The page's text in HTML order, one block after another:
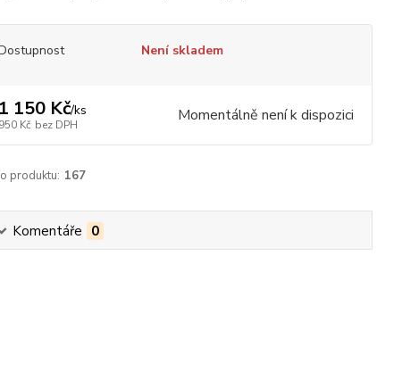
Není skladem
1 150 Kč/ks
950 Kč bez DPH Momentálně není k dispozici
produktu: 167
Komentáře 0